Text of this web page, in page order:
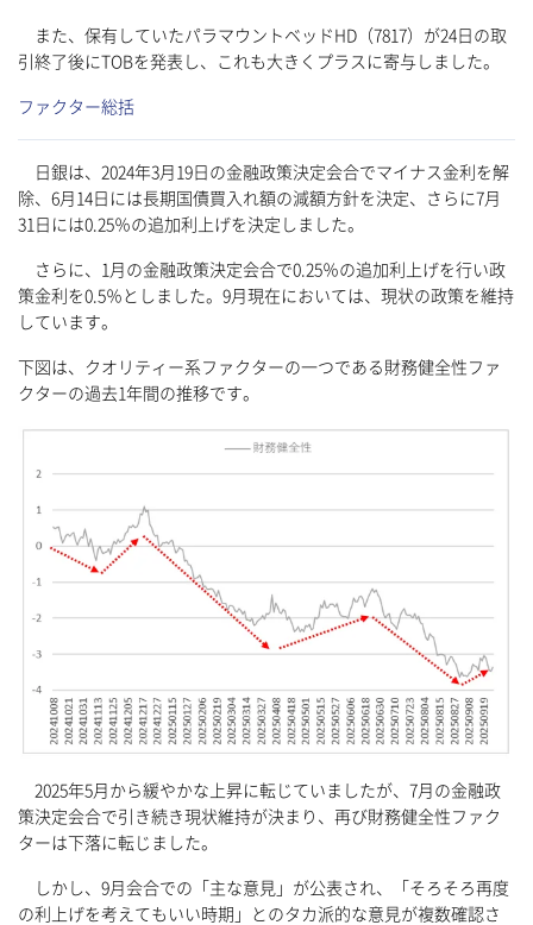
また、保有していたパラマウントベッドHD（7817）が24日の取
引終了後にTOBを発表し、これも大きくプラスに寄与しました。
ファクター総括
日銀は、2024年3月19日の金融政策決定会合でマイナス金利を解
除、6月14日には長期国債買入れ額の減額方針を決定、さらに7月
31日には0.25％の追加利上げを決定しました。
さらに、1月の金融政策決定会合で0.25％の追加利上げを行い政
策金利を0.5％としました。9月現在においては、現状の政策を維持
しています。
下図は、クオリティー系ファクターの一つである財務健全性ファ
クターの過去1年間の推移です。
2025年5月から緩やかな上昇に転じていましたが、7月の金融政
策決定会合で引き続き現状維持が決まり、再び財務健全性ファク
ターは下落に転じました。
しかし、9月会合での「主な意見」が公表され、「そろそろ再度
の利上げを考えてもいい時期」とのタカ派的な意見が複数確認さ